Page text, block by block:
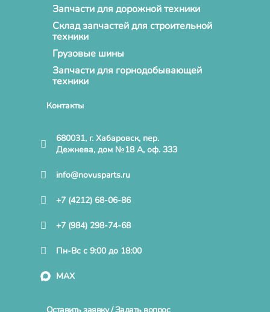
Запчасти для дорожной техники
Склад запчастей для строительной
техники
Грузовые шины
Запчасти для горнодобывающей
техники
Контакты
680031, г. Хабаровск, пер.
Дежнева, дом №18 А, оф. 333
info@novusparts.ru
+7 (4212) 68-06-86
+7 (984) 298-74-68
Пн-Вс с 9:00 до 18:00
MAX